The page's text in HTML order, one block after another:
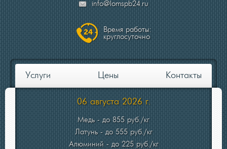
info@lomspb24.ru
Время работы:
круглосуточно
Услуги Цены Контакты
06 августа 2026 г.
Медь - до 855 руб./кг
Латунь - до 555 руб./кг
Алюминий - до 225 руб./кг